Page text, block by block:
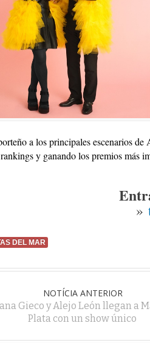
a los principales escenarios
y ganando los premios más
»
DEL MAR
NOTÍCIA ANTERIOR
Gieco y Alejo León llegan a
Plata con un show único